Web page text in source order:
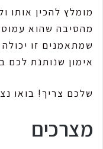
מומלץ להכין אותו
מהסיבה שהוא
שמתאמנים זו
אימון שנותנת לכם
שלכם צריך! בואו
מצרכים